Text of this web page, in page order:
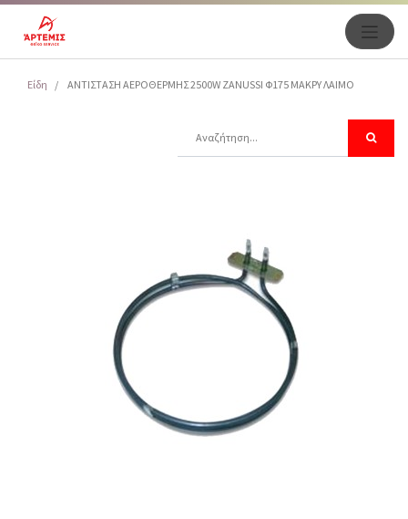
Είδη ΑΝΤΙΣΤΑΣΗ ΑΕΡΟΘΕΡΜΗΣ 2500W ZANUSSI Φ175 MAKPΥ ΛΑΙΜΟ